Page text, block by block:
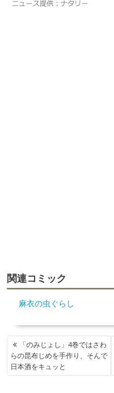
関連コミック
麻衣の虫ぐらし
投
稿
ナ
ビ
「のみじょし」4巻ではさわ
らの昆布じめを手作り、そんで
日本酒をキュッと